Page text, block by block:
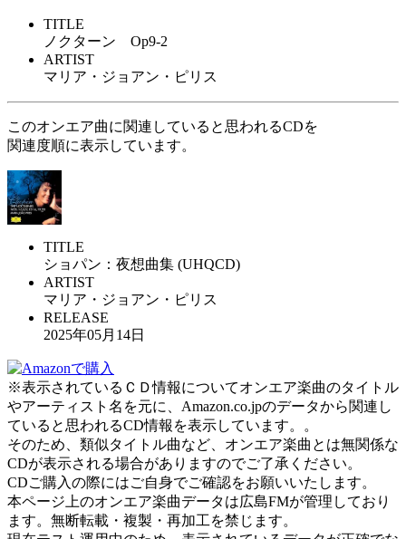
TITLE
ノクターン Op9-2
ARTIST
マリア・ジョアン・ピリス
このオンエア曲に関連していると思われるCDを
関連度順に表示しています。
TITLE
ショパン：夜想曲集 (UHQCD)
ARTIST
マリア・ジョアン・ピリス
RELEASE
2025年05月14日
※表示されているＣＤ情報についてオンエア楽曲のタイトル
やアーティスト名を元に、Amazon.co.jpのデータから関連し
ていると思われるCD情報を表示しています。。
そのため、類似タイトル曲など、オンエア楽曲とは無関係な
CDが表示される場合がありますのでご了承ください。
CDご購入の際にはご自身でご確認をお願いいたします。
本ページ上のオンエア楽曲データは広島FMが管理しており
ます。無断転載・複製・再加工を禁じます。